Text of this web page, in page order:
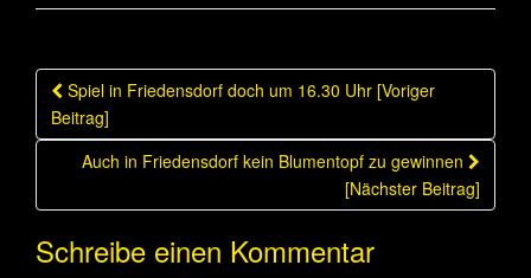
Beitragsnavigation
Spiel in Friedensdorf doch um 16.30 Uhr [Voriger
Beitrag]
Auch in Friedensdorf kein Blumentopf zu gewinnen
[Nächster Beitrag]
Schreibe einen Kommentar